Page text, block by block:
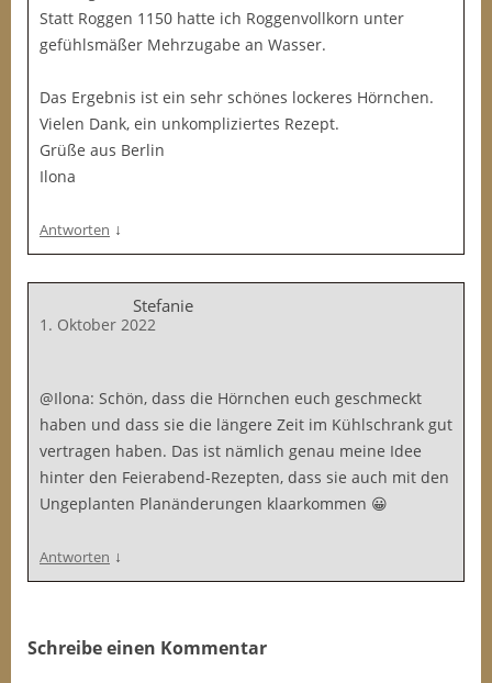
Statt Roggen 1150 hatte ich Roggenvollkorn unter
gefühlsmäßer Mehrzugabe an Wasser.
Das Ergebnis ist ein sehr schönes lockeres Hörnchen.
Vielen Dank, ein unkompliziertes Rezept.
Grüße aus Berlin
Ilona
Antworten ↓
Stefanie
1. Oktober 2022
@Ilona: Schön, dass die Hörnchen euch geschmeckt
haben und dass sie die längere Zeit im Kühlschrank gut
vertragen haben. Das ist nämlich genau meine Idee
hinter den Feierabend-Rezepten, dass sie auch mit den
Ungeplanten Planänderungen klaarkommen 😀
Antworten ↓
Schreibe einen Kommentar